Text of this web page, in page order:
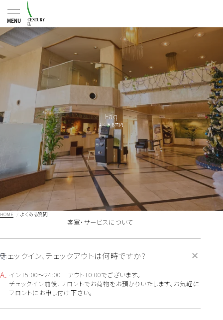
MENU
Faq
よくある質問
HOME よくある質問
客室・サービスについて
チェックイン、チェックアウトは何時ですか?
イン15:00～24:00 アウト10:00でございます。
チェックイン前後、フロントでお荷物をお預かりいたします。お気軽に
フロントにお申し付け下さい。